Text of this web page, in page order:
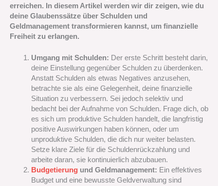
erreichen. In diesem Artikel werden wir dir zeigen, wie du
deine Glaubenssätze über Schulden und
Geldmanagement transformieren kannst, um finanzielle
Freiheit zu erlangen.
Umgang mit Schulden: Der erste Schritt besteht darin,
deine Einstellung gegenüber Schulden zu überdenken.
Anstatt Schulden als etwas Negatives anzusehen,
betrachte sie als eine Gelegenheit, deine finanzielle
Situation zu verbessern. Sei jedoch selektiv und
bedacht bei der Aufnahme von Schulden. Frage dich, ob
es sich um produktive Schulden handelt, die langfristig
positive Auswirkungen haben können, oder um
unproduktive Schulden, die dich nur weiter belasten.
Setze klare Ziele für die Schuldenrückzahlung und
arbeite daran, sie kontinuierlich abzubauen.
Budgetierungund Geldmanagement: Ein effektives
Budget und eine bewusste Geldverwaltung sind